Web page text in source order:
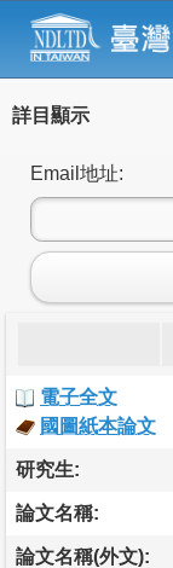
詳目顯示
Email地址:
電子全文
國圖紙本論文
研究生:
論文名稱:
論文名稱(外文):